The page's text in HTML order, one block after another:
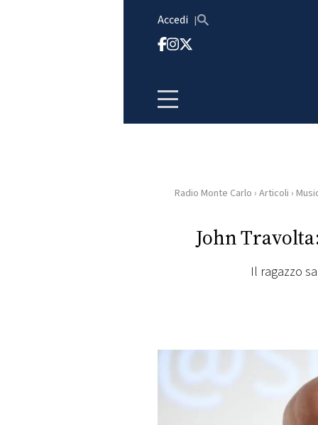
Accedi
HOMERadio Monte Carlo › Articoli ›
John
Il ragazzo